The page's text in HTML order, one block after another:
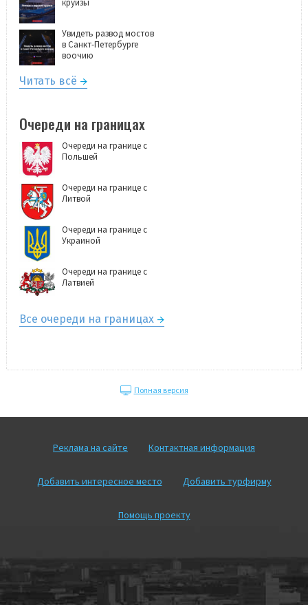
круизы
Увидеть развод мостов
в Санкт-Петербурге
воочию
Читать всё
Очереди на границах
Очереди на границе с
Польшей
Очереди на границе с
Литвой
Очереди на границе с
Украиной
Очереди на границе с
Латвией
Все очереди на границах
Полная версия
Реклама на сайте Контактная информация
Добавить интересное место Добавить турфирму
Помощь проекту